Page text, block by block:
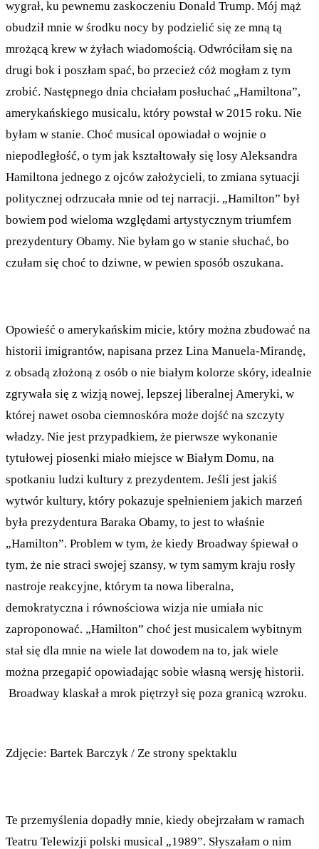
wygrał, ku pewnemu zaskoczeniu Donald Trump. Mój mąż
obudził mnie w środku nocy by podzielić się ze mną tą
mrożącą krew w żyłach wiadomością. Odwróciłam się na
drugi bok i poszłam spać, bo przecież cóż mogłam z tym
zrobić. Następnego dnia chciałam posłuchać „Hamiltona”,
amerykańskiego musicalu, który powstał w 2015 roku. Nie
byłam w stanie. Choć musical opowiadał o wojnie o
niepodległość, o tym jak kształtowały się losy Aleksandra
Hamiltona jednego z ojców założycieli, to zmiana sytuacji
politycznej odrzucała mnie od tej narracji. „Hamilton” był
bowiem pod wieloma względami artystycznym triumfem
prezydentury Obamy. Nie byłam go w stanie słuchać, bo
czułam się choć to dziwne, w pewien sposób oszukana.
Opowieść o amerykańskim micie, który można zbudować na
historii imigrantów, napisana przez Lina Manuela-Mirandę,
z obsadą złożoną z osób o nie białym kolorze skóry, idealnie
zgrywała się z wizją nowej, lepszej liberalnej Ameryki, w
której nawet osoba ciemnoskóra może dojść na szczyty
władzy. Nie jest przypadkiem, że pierwsze wykonanie
tytułowej piosenki miało miejsce w Białym Domu, na
spotkaniu ludzi kultury z prezydentem. Jeśli jest jakiś
wytwór kultury, który pokazuje spełnieniem jakich marzeń
była prezydentura Baraka Obamy, to jest to właśnie
„Hamilton”. Problem w tym, że kiedy Broadway śpiewał o
tym, że nie straci swojej szansy, w tym samym kraju rosły
nastroje reakcyjne, którym ta nowa liberalna,
demokratyczna i równościowa wizja nie umiała nic
zaproponować. „Hamilton” choć jest musicalem wybitnym
stał się dla mnie na wiele lat dowodem na to, jak wiele
można przegapić opowiadając sobie własną wersję historii.
Broadway klaskał a mrok piętrzył się poza granicą wzroku.
Zdjęcie: Bartek Barczyk / Ze strony spektaklu
Te przemyślenia dopadły mnie, kiedy obejrzałam w ramach
Teatru Telewizji polski musical „1989”. Słyszałam o nim